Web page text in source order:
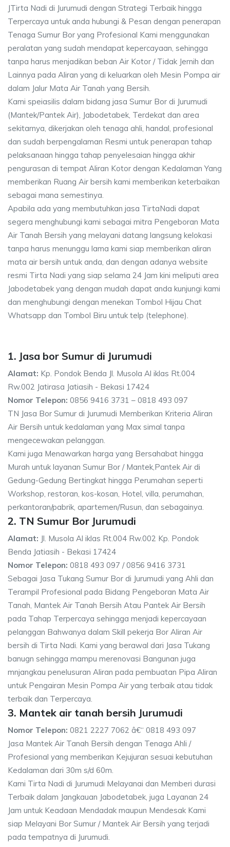
JTirta Nadi di Jurumudi dengan Strategi Terbaik hingga
Terpercaya untuk anda hubungi & Pesan dengan penerapan
Tenaga Sumur Bor yang Profesional Kami menggunakan
peralatan yang sudah mendapat kepercayaan, sehingga
tanpa harus menjadikan beban Air Kotor / Tidak Jernih dan
Lainnya pada Aliran yang di keluarkan oleh Mesin Pompa air
dalam Jalur Mata Air Tanah yang Bersih.
Kami speiasilis dalam bidang jasa Sumur Bor di Jurumudi
(Mantek/Pantek Air), Jabodetabek, Terdekat dan area
sekitarnya, dikerjakan oleh tenaga ahli, handal, profesional
dan sudah berpengalaman Resmi untuk penerapan tahap
pelaksanaan hingga tahap penyelesaian hingga akhir
pengurasan di tempat Aliran Kotor dengan Kedalaman Yang
memberikan Ruang Air bersih kami memberikan keterbaikan
sebagai mana semestinya.
Apabila ada yang membutuhkan jasa TirtaNadi dapat
segera menghubungi kami sebagai mitra Pengeboran Mata
Air Tanah Bersih yang melayani datang langsung kelokasi
tanpa harus menunggu lama kami siap memberikan aliran
mata air bersih untuk anda, dan dengan adanya website
resmi Tirta Nadi yang siap selama 24 Jam kini meliputi area
Jabodetabek yang dengan mudah dapat anda kunjungi kami
dan menghubungi dengan menekan Tombol Hijau Chat
Whatsapp dan Tombol Biru untuk telp (telephone).
1. Jasa bor Sumur di Jurumudi
Alamat: Kp. Pondok Benda Jl. Musola Al iklas Rt.004
Rw.002 Jatirasa Jatiasih - Bekasi 17424
Nomor Telepon: 0856 9416 3731 – 0818 493 097
TN Jasa Bor Sumur di Jurumudi Memberikan Kriteria Aliran
Air Bersih untuk kedalaman yang Max simal tanpa
mengecewakan pelanggan.
Kami juga Menawarkan harga yang Bersahabat hingga
Murah untuk layanan Sumur Bor / Mantek,Pantek Air di
Gedung-Gedung Bertingkat hingga Perumahan seperti
Workshop, restoran, kos-kosan, Hotel, villa, perumahan,
perkantoran/pabrik, apartemen/Rusun, dan sebagainya.
2. TN Sumur Bor Jurumudi
Alamat: Jl. Musola Al iklas Rt.004 Rw.002 Kp. Pondok
Benda Jatiasih - Bekasi 17424
Nomor Telepon: 0818 493 097 / 0856 9416 3731
Sebagai Jasa Tukang Sumur Bor di Jurumudi yang Ahli dan
Terampil Profesional pada Bidang Pengeboran Mata Air
Tanah, Mantek Air Tanah Bersih Atau Pantek Air Bersih
pada Tahap Terpercaya sehingga menjadi kepercayaan
pelanggan Bahwanya dalam Skill pekerja Bor Aliran Air
bersih di Tirta Nadi. Kami yang berawal dari Jasa Tukang
banugn sehingga mampu merenovasi Bangunan juga
mnjangkau penelusuran Aliran pada pembuatan Pipa Aliran
untuk Pengairan Mesin Pompa Air yang terbaik atau tidak
terbaik dan Terpercaya.
3. Mantek air tanah bersih Jurumudi
Nomor Telepon: 0821 2227 7062 â€“ 0818 493 097
Jasa Mantek Air Tanah Bersih dengan Tenaga Ahli /
Profesional yang memberikan Kejujuran sesuai kebutuhan
Kedalaman dari 30m s/d 60m.
Kami Tirta Nadi di Jurumudi Melayanai dan Memberi durasi
Terbaik dalam Jangkauan Jabodetabek, juga Layanan 24
Jam untuk Keadaan Mendadak maupun Mendesak Kami
siap Melayani Bor Sumur / Mantek Air Bersih yang terjadi
pada tempatnya di Jurumudi.